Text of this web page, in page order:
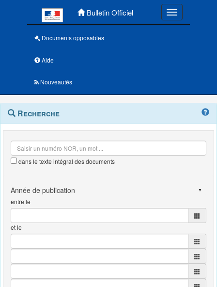
Bulletin Officiel Toggle
Documents opposables
Aide
Nouveautés
Navigation
outils
Menu
contextuel
Recherche
dans le texte intégral des documents
entre le
et le